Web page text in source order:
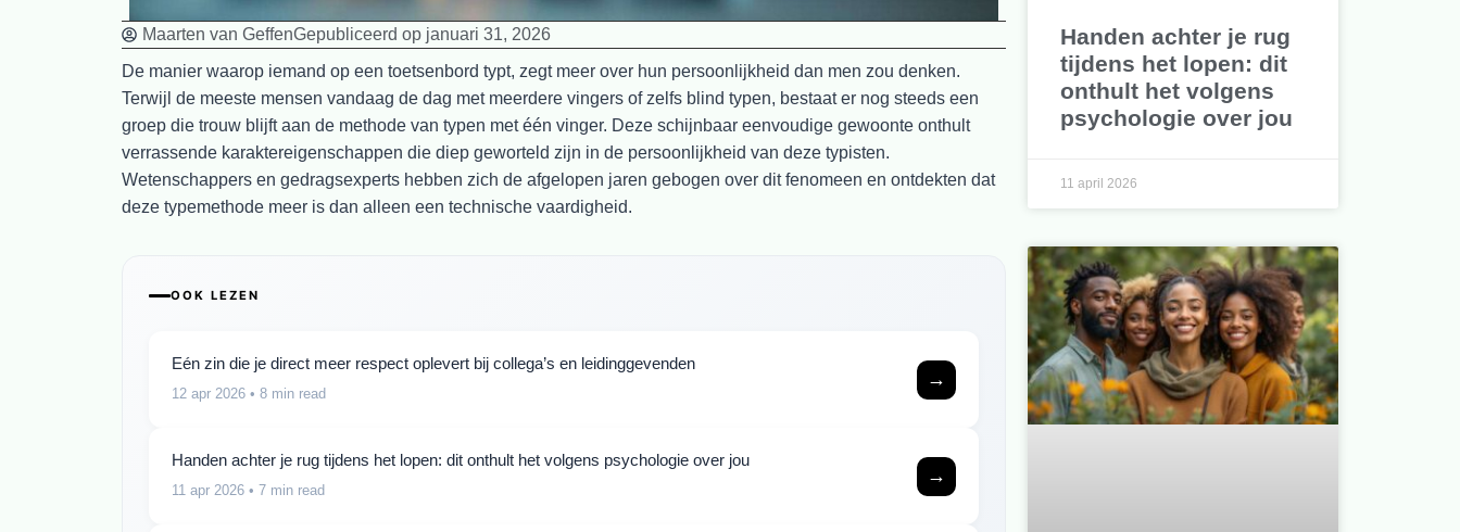
Handen achter je rug
tijdens het lopen: dit
onthult het volgens
psychologie over jou
11 april 2026
Maarten van GeffenGepubliceerd op januari 31, 2026
De manier waarop iemand op een toetsenbord typt, zegt meer over hun persoonlijkheid dan men zou denken.
Terwijl de meeste mensen vandaag de dag met meerdere vingers of zelfs blind typen, bestaat er nog steeds een
groep die trouw blijft aan de methode van typen met één vinger. Deze schijnbaar eenvoudige gewoonte onthult
verrassende karaktereigenschappen die diep geworteld zijn in de persoonlijkheid van deze typisten.
Wetenschappers en gedragsexperts hebben zich de afgelopen jaren gebogen over dit fenomeen en ontdekten dat
deze typemethode meer is dan alleen een technische vaardigheid.
OOK LEZEN
Eén zin die je direct meer respect oplevert bij collega’s en leidinggevenden
12 apr 2026 • 8 min read
→
Handen achter je rug tijdens het lopen: dit onthult het volgens psychologie over jou
11 apr 2026 • 7 min read
→